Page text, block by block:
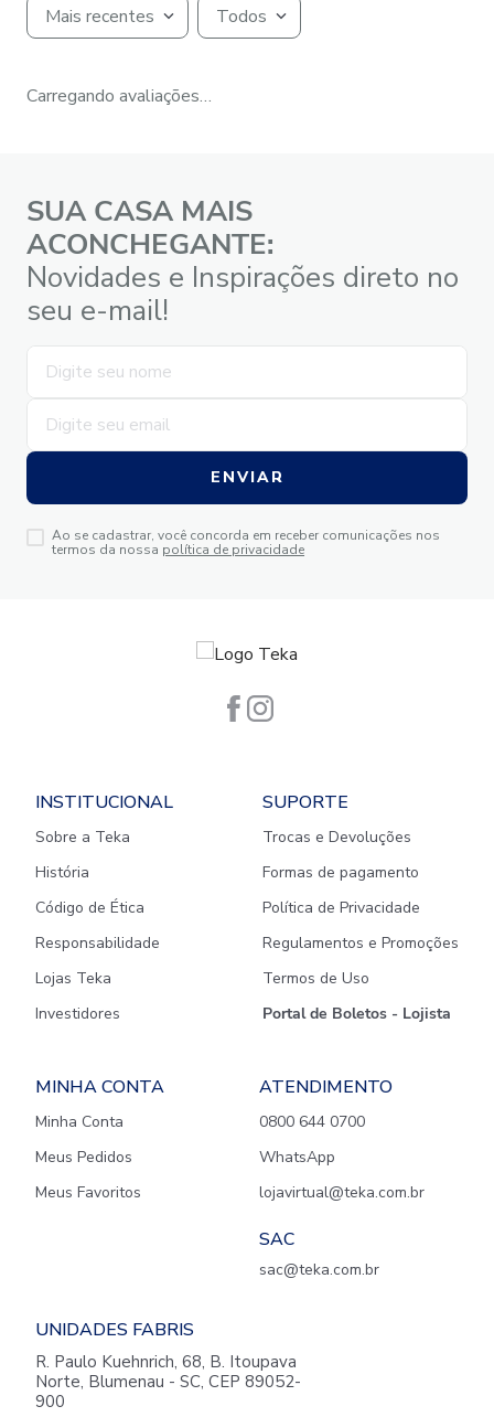
Mais recentes Todos
Carregando avaliações…
SUA CASA MAIS
ACONCHEGANTE:
Novidades e Inspirações direto no
seu e-mail!
ENVIAR
Ao se cadastrar, você concorda em receber comunicações nos
termos da nossa política de privacidade
INSTITUCIONAL
Sobre a Teka
História
Código de Ética
Responsabilidade
Lojas Teka
Investidores
SUPORTE
Trocas e Devoluções
Formas de pagamento
Política de Privacidade
Regulamentos e Promoções
Termos de Uso
Portal de Boletos - Lojista
MINHA CONTA
Minha Conta
Meus Pedidos
Meus Favoritos
ATENDIMENTO
0800 644 0700
WhatsApp
lojavirtual@teka.com.br
SAC
sac@teka.com.br
UNIDADES FABRIS
R. Paulo Kuehnrich, 68, B. Itoupava
Norte, Blumenau - SC, CEP 89052-
900